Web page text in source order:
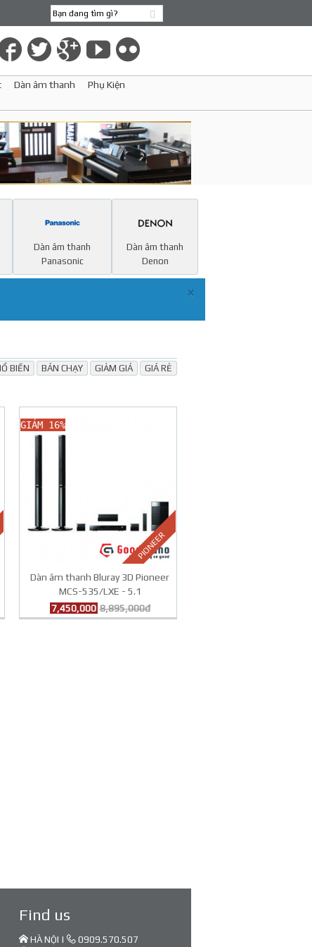
Dàn âm thanh
Phụ Kiện
Dàn âm thanh
Panasonic
Dàn âm thanh
Denon
×
BIẾN BÁN CHẠY GIẢM GIÁ GIÁ RẺ
PIONEER
GIẢM 16%
Dàn âm thanh Bluray 3D Pioneer
MCS-535/LXE - 5.1
7,450,000 8,895,000đ
Find us
HÀ NỘI | 0909.570.507